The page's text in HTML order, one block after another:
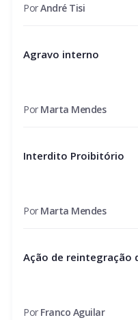
PorAndré Tisi
Agravo interno
Por Marta Mendes
Interdito Proibitório
Por Marta Mendes
Ação de reintegração
Por Franco Aguilar